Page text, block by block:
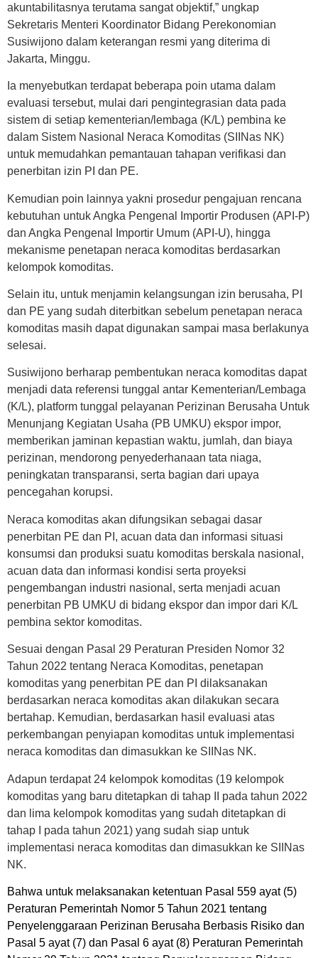
akuntabilitasnya terutama sangat objektif,” ungkap
Sekretaris Menteri Koordinator Bidang Perekonomian
Susiwijono dalam keterangan resmi yang diterima di
Jakarta, Minggu.
Ia menyebutkan terdapat beberapa poin utama dalam
evaluasi tersebut, mulai dari pengintegrasian data pada
sistem di setiap kementerian/lembaga (K/L) pembina ke
dalam Sistem Nasional Neraca Komoditas (SIINas NK)
untuk memudahkan pemantauan tahapan verifikasi dan
penerbitan izin PI dan PE.
Kemudian poin lainnya yakni prosedur pengajuan rencana
kebutuhan untuk Angka Pengenal Importir Produsen (API-P)
dan Angka Pengenal Importir Umum (API-U), hingga
mekanisme penetapan neraca komoditas berdasarkan
kelompok komoditas.
Selain itu, untuk menjamin kelangsungan izin berusaha, PI
dan PE yang sudah diterbitkan sebelum penetapan neraca
komoditas masih dapat digunakan sampai masa berlakunya
selesai.
Susiwijono berharap pembentukan neraca komoditas dapat
menjadi data referensi tunggal antar Kementerian/Lembaga
(K/L), platform tunggal pelayanan Perizinan Berusaha Untuk
Menunjang Kegiatan Usaha (PB UMKU) ekspor impor,
memberikan jaminan kepastian waktu, jumlah, dan biaya
perizinan, mendorong penyederhanaan tata niaga,
peningkatan transparansi, serta bagian dari upaya
pencegahan korupsi.
Neraca komoditas akan difungsikan sebagai dasar
penerbitan PE dan PI, acuan data dan informasi situasi
konsumsi dan produksi suatu komoditas berskala nasional,
acuan data dan informasi kondisi serta proyeksi
pengembangan industri nasional, serta menjadi acuan
penerbitan PB UMKU di bidang ekspor dan impor dari K/L
pembina sektor komoditas.
Sesuai dengan Pasal 29 Peraturan Presiden Nomor 32
Tahun 2022 tentang Neraca Komoditas, penetapan
komoditas yang penerbitan PE dan PI dilaksanakan
berdasarkan neraca komoditas akan dilakukan secara
bertahap. Kemudian, berdasarkan hasil evaluasi atas
perkembangan penyiapan komoditas untuk implementasi
neraca komoditas dan dimasukkan ke SIINas NK.
Adapun terdapat 24 kelompok komoditas (19 kelompok
komoditas yang baru ditetapkan di tahap II pada tahun 2022
dan lima kelompok komoditas yang sudah ditetapkan di
tahap I pada tahun 2021) yang sudah siap untuk
implementasi neraca komoditas dan dimasukkan ke SIINas
NK.
Bahwa untuk melaksanakan ketentuan Pasal 559 ayat (5)
Peraturan Pemerintah Nomor 5 Tahun 2021 tentang
Penyelenggaraan Perizinan Berusaha Berbasis Risiko dan
Pasal 5 ayat (7) dan Pasal 6 ayat (8) Peraturan Pemerintah